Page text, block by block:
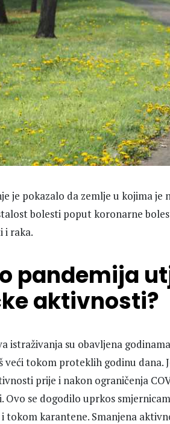
je pokazalo da zemlje u kojima
bolesti poput koronarne
i raka.
pandemija
aktivnosti?
istraživanja su obavljena
veći tokom proteklih godinu dana.
prije i nakon ograničenja
Ovo se dogodilo uprkos
tokom karantene. Smanjena